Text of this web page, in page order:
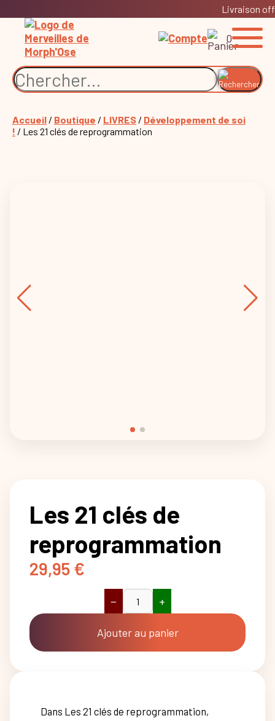
Livraison
0
Accueil / Boutique / LIVRES / Développement de soi
! / Les 21 clés de reprogrammation
Les 21 clés de
reprogrammation
29,95 €
quantité
Les
21
clés
− +
Ajouter au panier
Dans Les 21 clés de reprogrammation,